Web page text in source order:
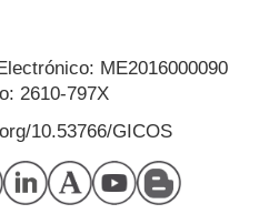
ME2016000090
2610-797X
10.53766/GICOS